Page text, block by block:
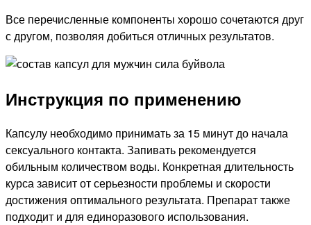
Все перечисленные компоненты хорошо сочетаются друг
с другом, позволяя добиться отличных результатов.
Инструкция по применению
Капсулу необходимо принимать за 15 минут до начала
сексуального контакта. Запивать рекомендуется
обильным количеством воды. Конкретная длительность
курса зависит от серьезности проблемы и скорости
достижения оптимального результата. Препарат также
подходит и для единоразового использования.